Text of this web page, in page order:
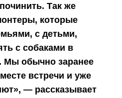
Так же
которые
с детьми,
с собаками в
Мы обычно заранее
встречи и уже
— рассказывает